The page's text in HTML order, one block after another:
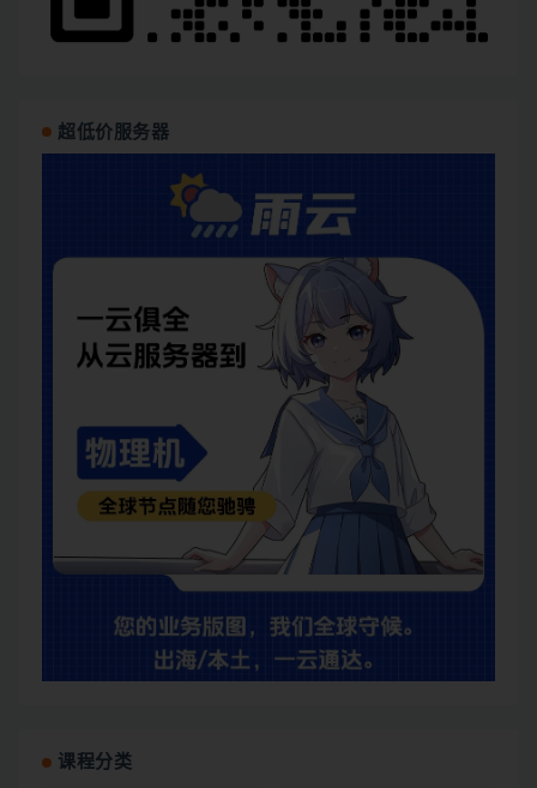
超低价服务器
课程分类